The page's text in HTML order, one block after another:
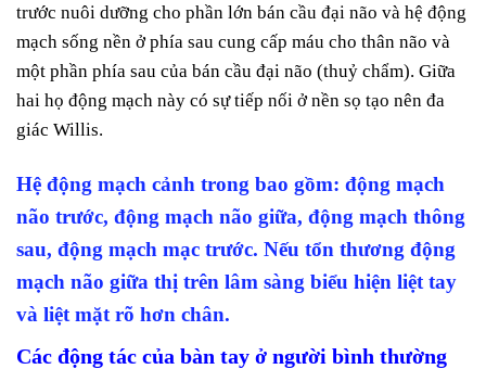
trước nuôi dưỡng cho phần lớn bán cầu đại não và hệ động
mạch sống nền ở phía sau cung cấp máu cho thân não và
một phần phía sau của bán cầu đại não (thuỷ chẩm). Giữa
hai họ động mạch này có sự tiếp nối ở nền sọ tạo nên đa
giác Willis.
Hệ động mạch cảnh trong bao gồm: động mạch
não trước, động mạch não giữa, động mạch thông
sau, động mạch mạc trước. Nếu tổn thương động
mạch não giữa thị trên lâm sàng biểu hiện liệt tay
và liệt mặt rõ hơn chân.
Các động tác của bàn tay ở người bình thường